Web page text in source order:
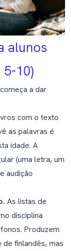
alunos
10)
a dar
com o texto
as palavras é
idade. A
(uma letra, um
audição
As listas de
disciplina
Produzem
finlandês, mas